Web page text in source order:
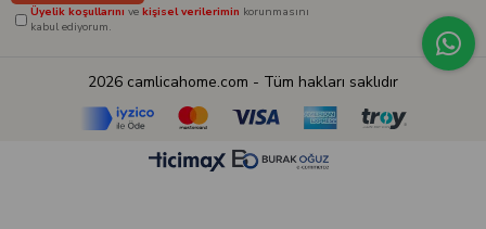
Üyelik koşullarını ve kişisel verilerimin korunmasını
kabul ediyorum.
2026 camlicahome.com - Tüm hakları saklıdır